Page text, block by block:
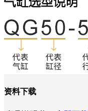
资料下载